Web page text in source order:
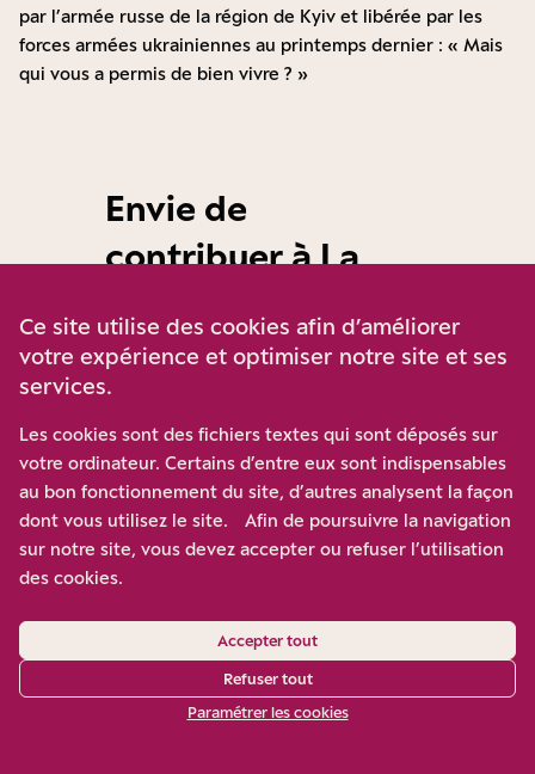
par l’armée russe de la région de Kyiv et libérée par les
forces armées ukrainiennes au printemps dernier : « Mais
qui vous a permis de bien vivre ? »
Envie de
contribuer à La
Conversation ?
Venez nourrir les débats,
contredire les études,
partager vos analyses,
observations, apporter un
éclairage sur la transformation
les innovations sociales et
démocratiques en cours ou à
Ce site utilise des cookies afin d’améliorer
votre expérience et optimiser notre site et ses
services.
Les cookies sont des fichiers textes qui sont déposés sur
votre ordinateur. Certains d’entre eux sont indispensables
au bon fonctionnement du site, d’autres analysent la façon
dont vous utilisez le site. Afin de poursuivre la navigation
sur notre site, vous devez accepter ou refuser l’utilisation
des cookies.
Accepter tout
Refuser tout
Paramétrer les cookies